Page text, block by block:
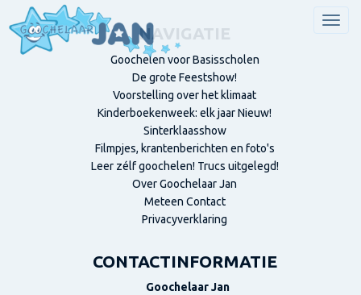
NAVIGATIE
Goochelen voor Basisscholen
De grote Feestshow!
Voorstelling over het klimaat
Kinderboekenweek: elk jaar Nieuw!
Sinterklaasshow
Filmpjes, krantenberichten en foto's
Leer zélf goochelen! Trucs uitgelegd!
Over Goochelaar Jan
Meteen Contact
Privacyverklaring
CONTACTINFORMATIE
Goochelaar Jan